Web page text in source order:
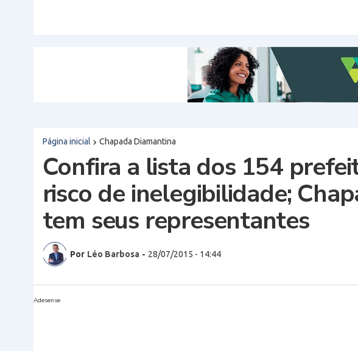
Página inicial Chapada Diamantina
Confira a lista dos 154
risco de inelegibilidade;
tem seus representantes
Por Léo Barbosa - 28/07/2015 - 14:44
Adesense